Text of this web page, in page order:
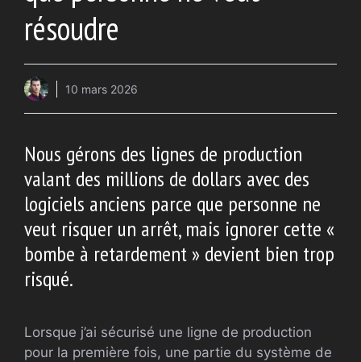
résoudre
10 mars 2026
Nous gérons des lignes de production
valant des millions de dollars avec des
logiciels anciens parce que personne ne
veut risquer un arrêt, mais ignorer cette «
bombe à retardement » devient bien trop
risqué.
Lorsque j’ai sécurisé une ligne de production
pour la première fois, une partie du système de